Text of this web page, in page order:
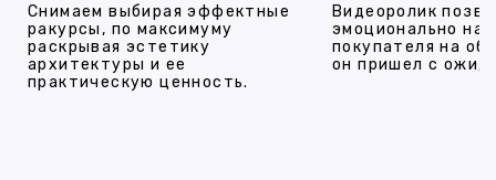
Снимаем выбирая эффектные
ракурсы, по максимуму
раскрывая эстетику
архитектуры и ее
практическую ценность.
Видеоролик
эмоционально
покупателя на
он пришел с